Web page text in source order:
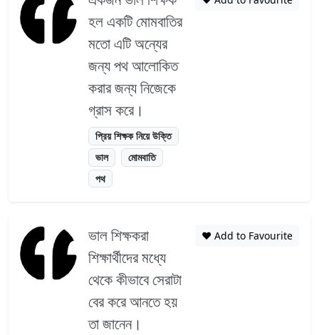
হল একটি মোমবাতির
মতো এটি অন্যের
জন্য পথ আলোকিত
করার জন্য নিজেকে
গ্রাস করে।
প্রিয় শিক্ষক নিয়ে উক্তি
ভাল
মোমবাতি
পথ
ভাল শিক্ষকরা
শিক্ষার্থীদের মধ্যে
থেকে কীভাবে সেরাটা
বের করে আনতে হয়
তা জানেন।
❤️ Add to Favourite